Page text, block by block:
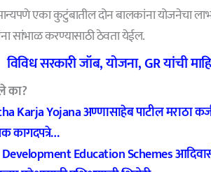
एका कुटुंबातील दोन बालकांना योजनेचा
सांभाळ करण्यासाठी ठेवता येईल.
विविध सरकारी जॉब, योजना, GR यांची
का?
Karja Yojana अण्णासाहेब पाटील मराठा कर्ज
कागदपत्रे…
Education Schemes